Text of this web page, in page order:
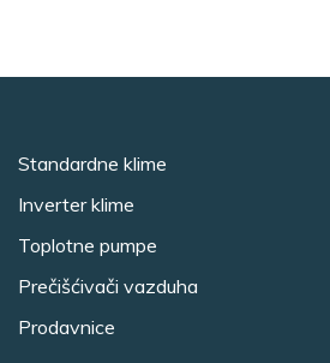
Standardne klime
Inverter klime
Toplotne pumpe
Prečišćivači vazduha
Prodavnice